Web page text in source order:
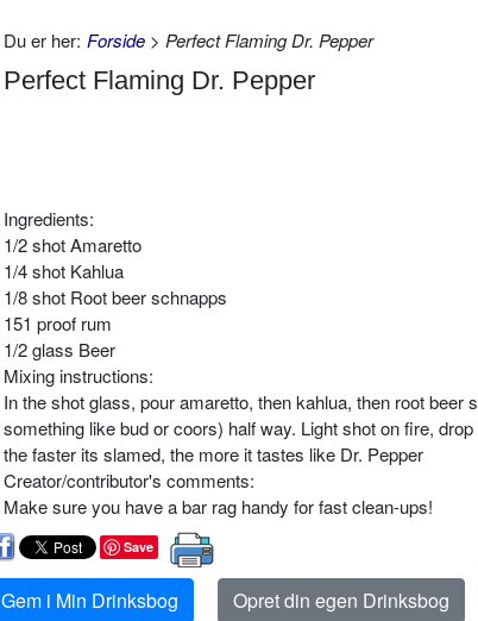
Du er her: Forside > Perfect Flaming Dr. Pepper
Perfect Flaming Dr. Pepper
Ingredients:
1/2 shot Amaretto
1/4 shot Kahlua
1/8 shot Root beer schnapps
151 proof rum
1/2 glass Beer
Mixing instructions:
In the shot glass, pour amaretto, then kahlua, then root
something like bud or coors) half way. Light shot on fire,
the faster its slamed, the more it tastes like Dr. Pepper
Creator/contributor's comments:
Make sure you have a bar rag handy for fast clean-ups!
Save
Gem i Min Drinksbog Opret din egen Drinksbog